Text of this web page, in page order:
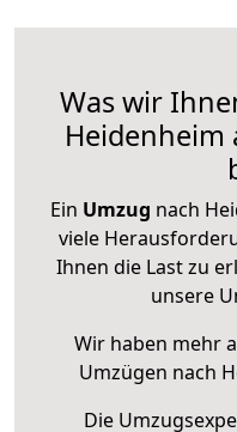
Was wir
Heidenheim
Ein Umzug nach
viele
Ihnen die Last zu
unsere
Wir haben mehr
Umzügen nach
Die